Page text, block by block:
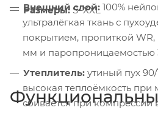
Размеры: S–XXL
Внешний слой: 100%
ультралёгкая ткань с
покрытием, пропиткой WR,
мм и паропроницаемостью
Утеплитель: утиный пух
высокая теплоёмкость
сбивается при компрессии